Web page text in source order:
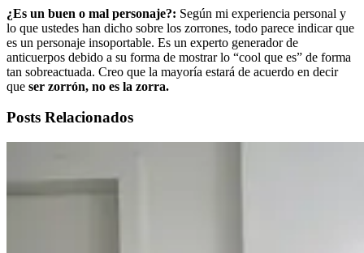
¿Es un buen o mal personaje?: Según mi experiencia personal y
lo que ustedes han dicho sobre los zorrones, todo parece indicar que
es un personaje insoportable. Es un experto generador de
anticuerpos debido a su forma de mostrar lo “cool que es” de forma
tan sobreactuada. Creo que la mayoría estará de acuerdo en decir
que ser zorrón, no es la zorra.
Posts Relacionados